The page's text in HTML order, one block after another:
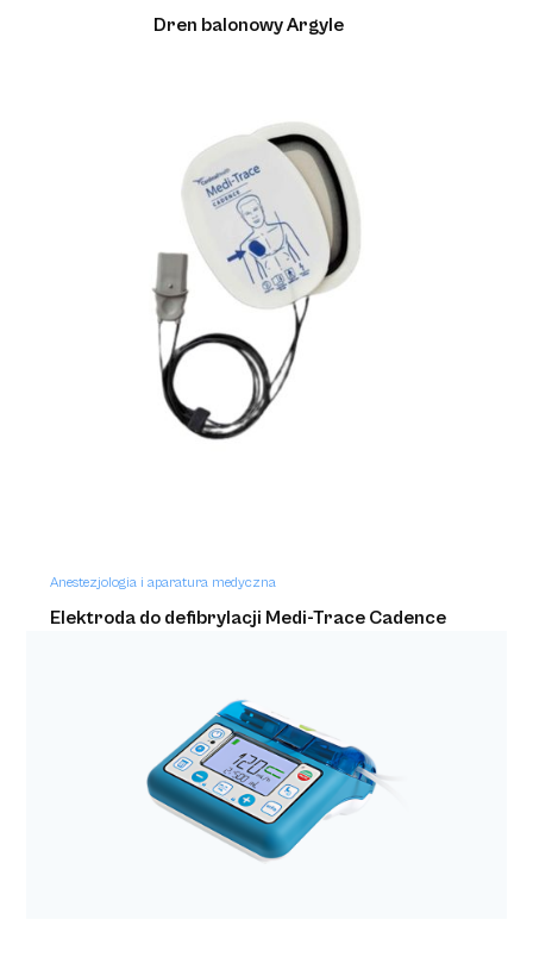
Dren balonowy Argyle
Anestezjologia i aparatura medyczna
Elektroda do defibrylacji Medi-Trace Cadence